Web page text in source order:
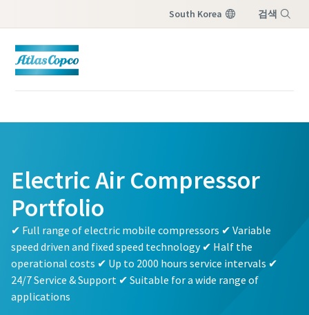
South Korea 검색
Electric Air Compressor
Portfolio
✔ Full range of electric mobile compressors ✔ Variable
speed driven and fixed speed technology ✔ Half the
operational costs ✔ Up to 2000 hours service intervals ✔
24/7 Service & Support ✔ Suitable for a wide range of
applications